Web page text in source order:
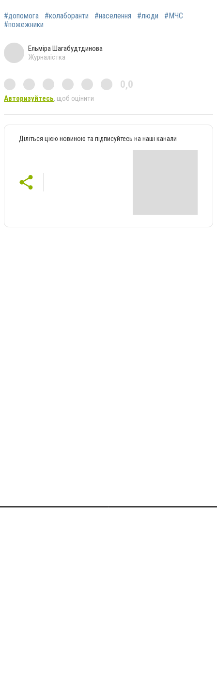
#допомога #колаборанти #населення #люди
#МЧС
#пожежники
Ельміра Шагабудтдинова
Журналістка
0,0
Авторизуйтесь, щоб оцінити
Діліться цією новиною та підписуйтесь на наші канали